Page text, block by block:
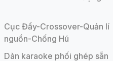
Cục Đẩy-Crossover-Quản lí
nguồn-Chống Hú
Dàn karaoke phối ghép sẵn